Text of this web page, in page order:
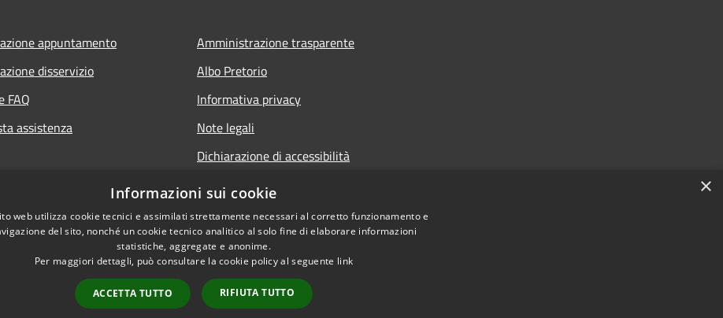
appuntamento
disservizio
FAQ
assistenza
Amministrazione trasparente
Albo Pretorio
Informativa privacy
Note legali
Dichiarazione di accessibilità
Informativa Privacy Videosorveglianza
×
Informazioni sui cookie
web utilizza cookie tecnici e assimilati strettamente necessari al corretto funzionamento e
del sito, nonché un cookie tecnico analitico al solo fine di elaborare informazioni
statistiche, aggregate e anonime.
Per maggiori dettagli, può consultare la cookie policy al seguente link
ACCETTA TUTTO RIFIUTA TUTTO